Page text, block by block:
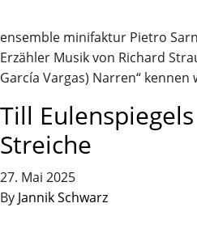
ensemble minifaktur Pietro
Erzähler Musik von Richard
García Vargas) Narren“ kennen
Till
Streiche
27. Mai 2025
By Jannik Schwarz